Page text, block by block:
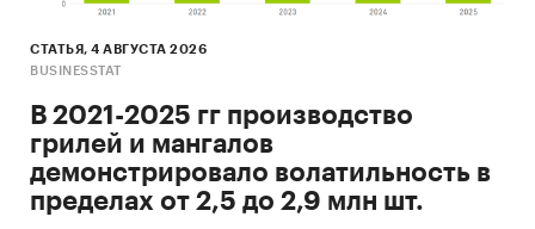
руб.
NPV
IRR % ***
Срок окупаемости мес. 50
Дисконтированный срок
мес.
СТАТЬЯ, 4 АВГУСТА 2026
BUSINESSTAT
В 2021-2025 гг производство
грилей и мангалов
демонстрировало волатильность в
пределах от 2,5 до 2,9 млн шт.